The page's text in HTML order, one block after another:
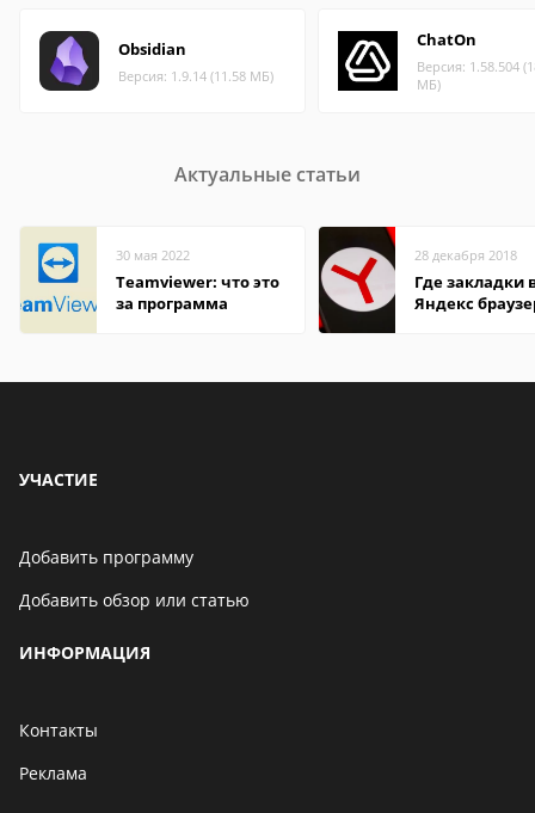
Obsidian
Версия: 1.9.14 (11.58 МБ)
ChatOn
Версия: 1.58.504
МБ)
Актуальные статьи
30 мая 2022
Teamviewer: что это
за программа
28 декабря 2018
Где закладки
Яндекс
УЧАСТИЕ
Добавить программу
Добавить обзор или статью
ИНФОРМАЦИЯ
Контакты
Реклама